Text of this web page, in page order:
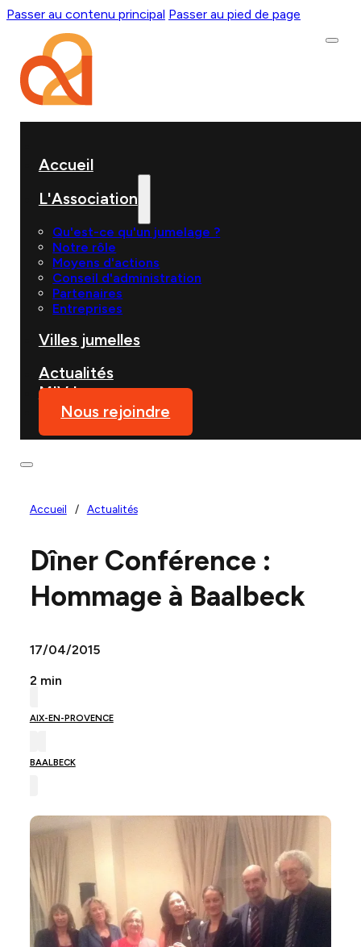
Passer au contenu principal Passer au pied de page
Accueil
L'Association
Qu'est-ce qu'un jumelage ?
Notre rôle
Moyens d'actions
Conseil d'administration
Partenaires
Entreprises
Villes jumelles
Actualités
MIVJ
Nous rejoindre
Accueil / Actualités
Dîner Conférence :
Hommage à Baalbeck
17/04/2015
2 min
AIX-EN-PROVENCE
BAALBECK